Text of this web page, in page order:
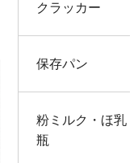
クラッカー
保存パン
粉ミルク・ほ乳
瓶